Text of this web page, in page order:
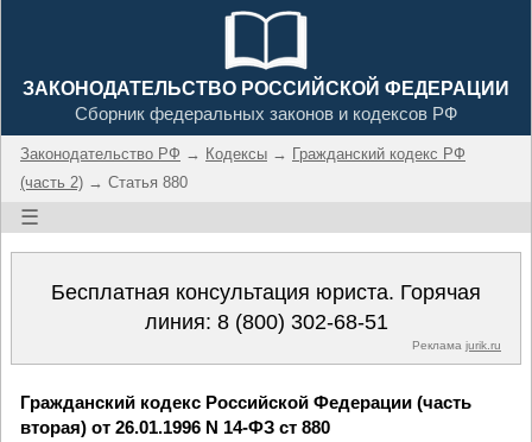
ЗАКОНОДАТЕЛЬСТВО РОССИЙСКОЙ ФЕДЕРАЦИИ
Сборник федеральных законов и кодексов РФ
Законодательство РФ → Кодексы → Гражданский кодекс РФ
(часть 2) → Статья 880
☰
Бесплатная консультация юриста. Горячая
линия: 8 (800) 302-68-51
Реклама jurik.ru
Гражданский кодекс Российской Федерации (часть
вторая) от 26.01.1996 N 14-ФЗ ст 880